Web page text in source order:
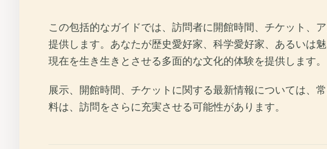
この包括的なガイドでは、訪問者に開館時間、チケット、
提供します。あなたが歴史愛好家、科学愛好家、あるいは
現在を生き生きとさせる多面的な文化的体験を提供します。
展示、開館時間、チケットに関する最新情報については、
料は、訪問をさらに充実させる可能性があります。